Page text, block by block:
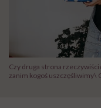
Czy druga strona
zanim kogoś uszczęśliwimy\